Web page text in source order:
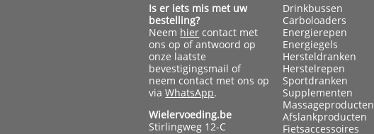
Is er iets mis met uw
bestelling?
Neem hier contact met
ons op of antwoord op
onze laatste
bevestigingsmail of
neem contact met ons op
viaWhatsApp.
Wielervoeding.be
Stirlingweg 12-C
Drinkbussen
Carboloaders
Energierepen
Energiegels
Hersteldranken
Herstelrepen
Sportdranken
Supplementen
Massageproducten
Afslankproducten
Fietsaccessoires